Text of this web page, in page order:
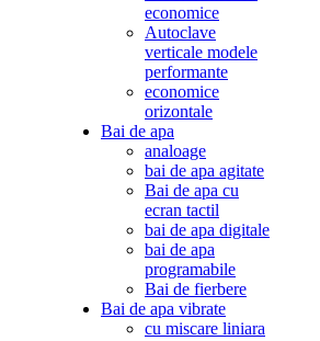
economice
Autoclave
verticale modele
performante
economice
orizontale
Bai de apa
analoage
bai de apa agitate
Bai de apa cu
ecran tactil
bai de apa digitale
bai de apa
programabile
Bai de fierbere
Bai de apa vibrate
cu miscare liniara